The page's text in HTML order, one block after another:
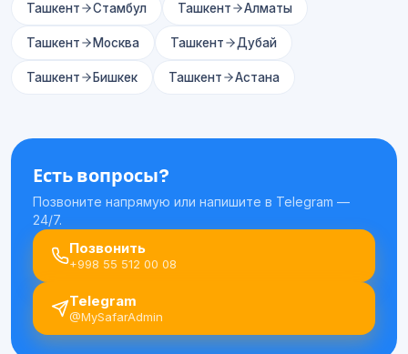
Ташкент Стамбул Ташкент Алматы
Ташкент Москва Ташкент Дубай
Ташкент Бишкек Ташкент Астана
Есть вопросы?
Позвоните напрямую или напишите в Telegram —
24/7.
Позвонить
+998 55 512 00 08
Telegram
@MySafarAdmin